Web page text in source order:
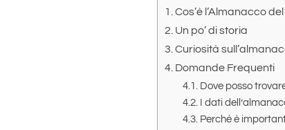
Cos’è l’Almanacco
Un po’ di storia
Curiosità
Domande Frequenti
Dove posso
I dati
Perché è